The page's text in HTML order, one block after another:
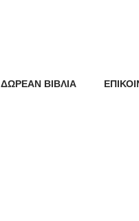
ΔΩΡΕΑΝ ΒΙΒΛΙΑ